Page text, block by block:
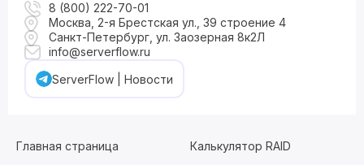
8 (800) 222-70-01
Москва, 2-я Брестская ул., 39 строение 4
Санкт-Петербург, ул. Заозерная 8к2Л
info@serverflow.ru
ServerFlow | Новости
Главная страница Калькулятор RAID